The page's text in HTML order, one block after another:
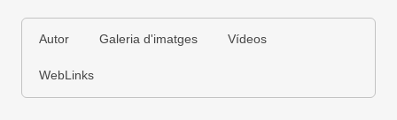
Autor Galeria d'imatges Vídeos
WebLinks